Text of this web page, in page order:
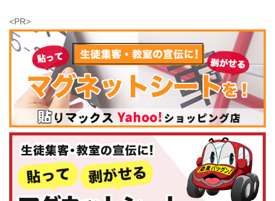
<PR>